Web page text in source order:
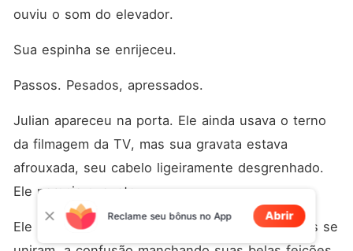
ouviu o som do elevador.
Sua espinha se enrijeceu.
Passos. Pesados, apressados.
Julian apareceu na porta. Ele ainda usava o terno
da filmagem da TV, mas sua gravata estava
afrouxada, seu cabelo ligeiramente desgrenhado.
Ele parecia exausto.
Ele parou quando viu a mala. Suas sobrancelhas se
Reclame seu bônus no App Abrir